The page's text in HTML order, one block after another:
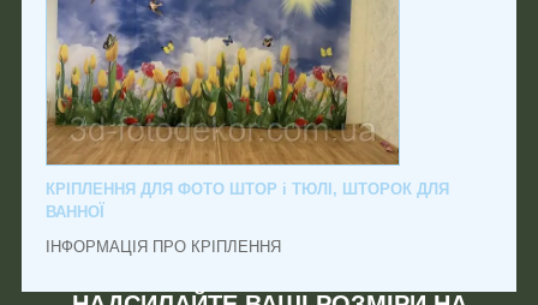
КРІПЛЕННЯ ДЛЯ ФОТО ШТОР і ТЮЛІ, ШТОРОК ДЛЯ
ВАННОЇ
ІНФОРМАЦІЯ ПРО КРІПЛЕННЯ